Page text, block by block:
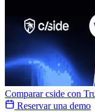
Comparar cside con
Reservar una demo